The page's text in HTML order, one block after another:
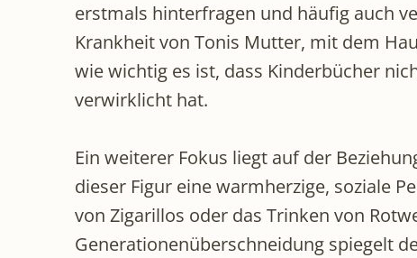
erstmals hinterfragen und häufig auch
Krankheit von Tonis Mutter, mit dem
wie wichtig es ist, dass Kinderbücher
verwirklicht hat.
Ein weiterer Fokus liegt auf der
dieser Figur eine warmherzige, soziale
von Zigarillos oder das Trinken von
Generationenüberschneidung spiegelt